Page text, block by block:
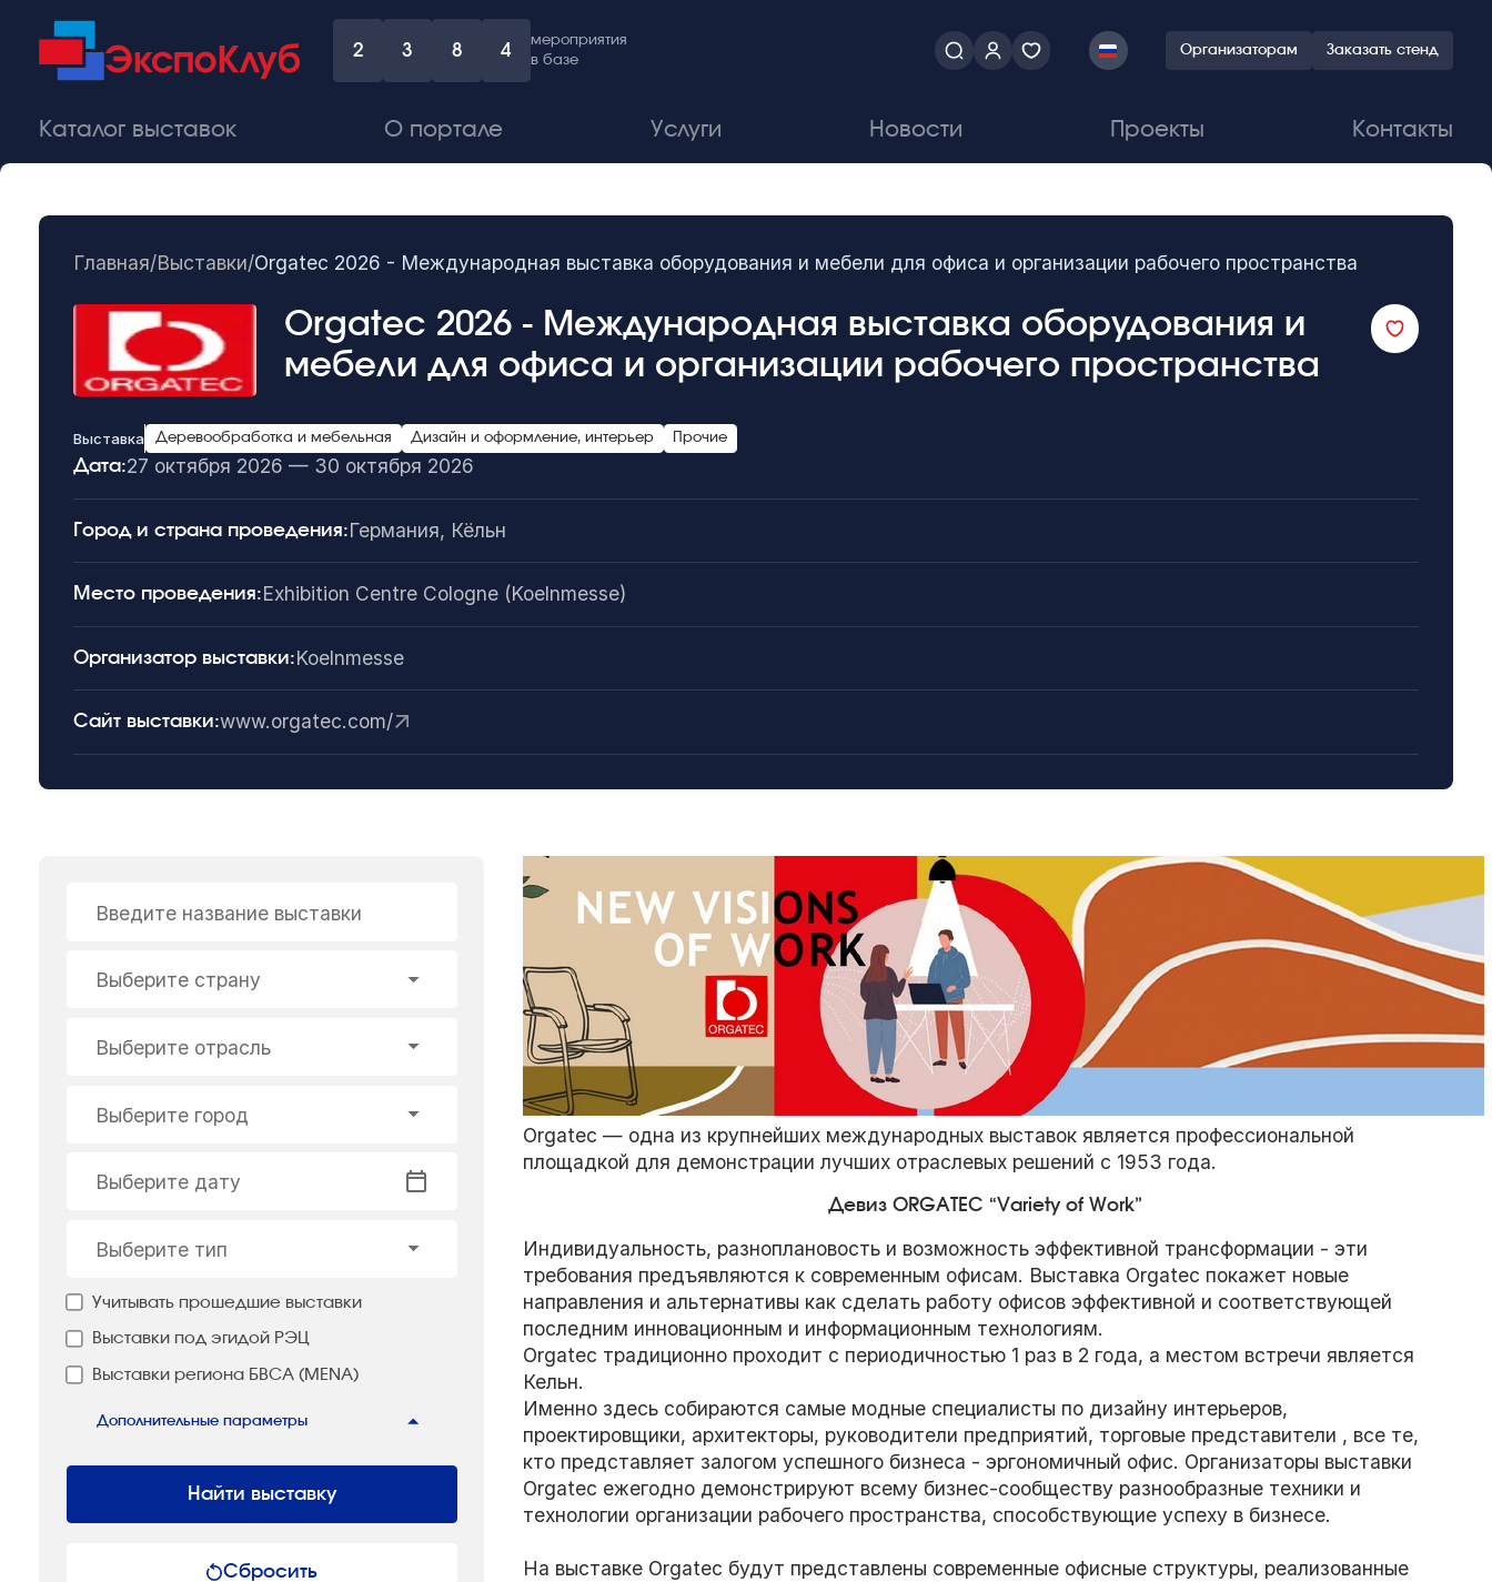
2 3 8 4
мероприятия
в базе
Организаторам Заказать стенд
Каталог выставок О портале Услуги Новости Проекты Контакты
Главная/Выставки/Orgatec 2026 - Международная выставка оборудования и мебели для офиса и организации рабочего пространства
Orgatec 2026 - Международная выставка оборудования и
мебели для офиса и организации рабочего пространства
Выставка Деревообработка и мебельная Дизайн и оформление, интерьер Прочие
Дата:27 октября 2026 — 30 октября 2026
Город и страна проведения:Германия, Кёльн
Место проведения:Exhibition Centre Cologne (Koelnmesse)
Организатор выставки:Koelnmesse
Сайт выставки:www.orgatec.com/
Введите название выставки
Выберите страну
Выберите отрасль
Выберите город
Выберите дату
Выберите тип
Учитывать прошедшие выставки
Выставки под эгидой РЭЦ
Выставки региона БВСА (MENA)
Дополнительные параметры
Найти выставку
Сбросить
Orgatec — одна из крупнейших международных выставок является профессиональной
площадкой для демонстрации лучших отраслевых решений с 1953 года.
Девиз ORGATEC “Variety of Work”
Индивидуальность, разноплановость и возможность эффективной трансформации - эти
требования предъявляются к современным офисам. Выставка Orgatec покажет новые
направления и альтернативы как сделать работу офисов эффективной и соответствующей
последним инновационным и информационным технологиям.
Orgatec традиционно проходит с периодичностью 1 раз в 2 года, а местом встречи является
Кельн.
Именно здесь собираются самые модные специалисты по дизайну интерьеров,
проектировщики, архитекторы, руководители предприятий, торговые представители , все те,
кто представляет залогом успешного бизнеса - эргономичный офис. Организаторы выставки
Orgatec ежегодно демонстрируют всему бизнес-сообществу разнообразные техники и
технологии организации рабочего пространства, способствующие успеху в бизнесе.
На выставке Orgatec будут представлены современные офисные структуры, реализованные